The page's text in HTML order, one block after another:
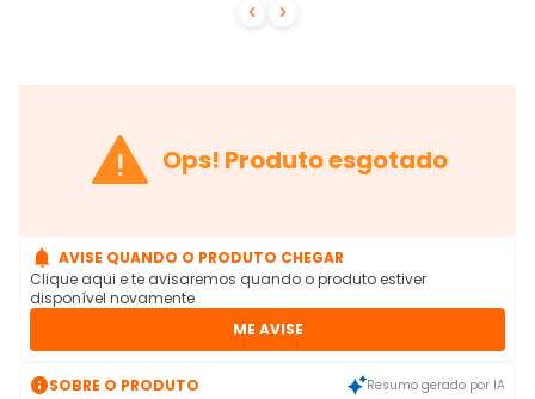
 
 Ops! Produto esgotado
 AVISE QUANDO O PRODUTO CHEGAR
Clique aqui e te avisaremos quando o produto estiver
disponível novamente
ME AVISE
SOBRE O PRODUTO Resumo gerado por IA